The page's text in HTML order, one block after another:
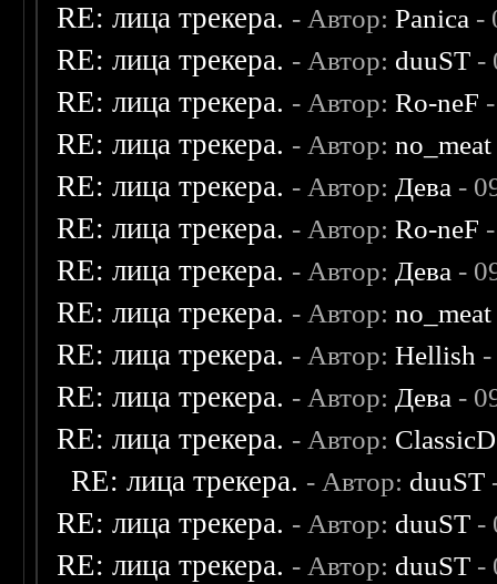
RE: лица трекера. - Автор:Panica -
RE: лица трекера. - Автор: duuST -
RE: лица трекера. - Автор:Ro-neF
RE: лица трекера. - Автор:no_meat
RE: лица трекера. - Автор: Дева -
RE: лица трекера. - Автор:Ro-neF
RE: лица трекера. - Автор: Дева -
RE: лица трекера. - Автор:no_meat
RE: лица трекера. - Автор:Hellish
RE: лица трекера. - Автор: Дева -
RE: лица трекера. - Автор:
RE: лица трекера. - Автор: duuST
RE: лица трекера. - Автор: duuST -
RE: лица трекера. - Автор: duuST -